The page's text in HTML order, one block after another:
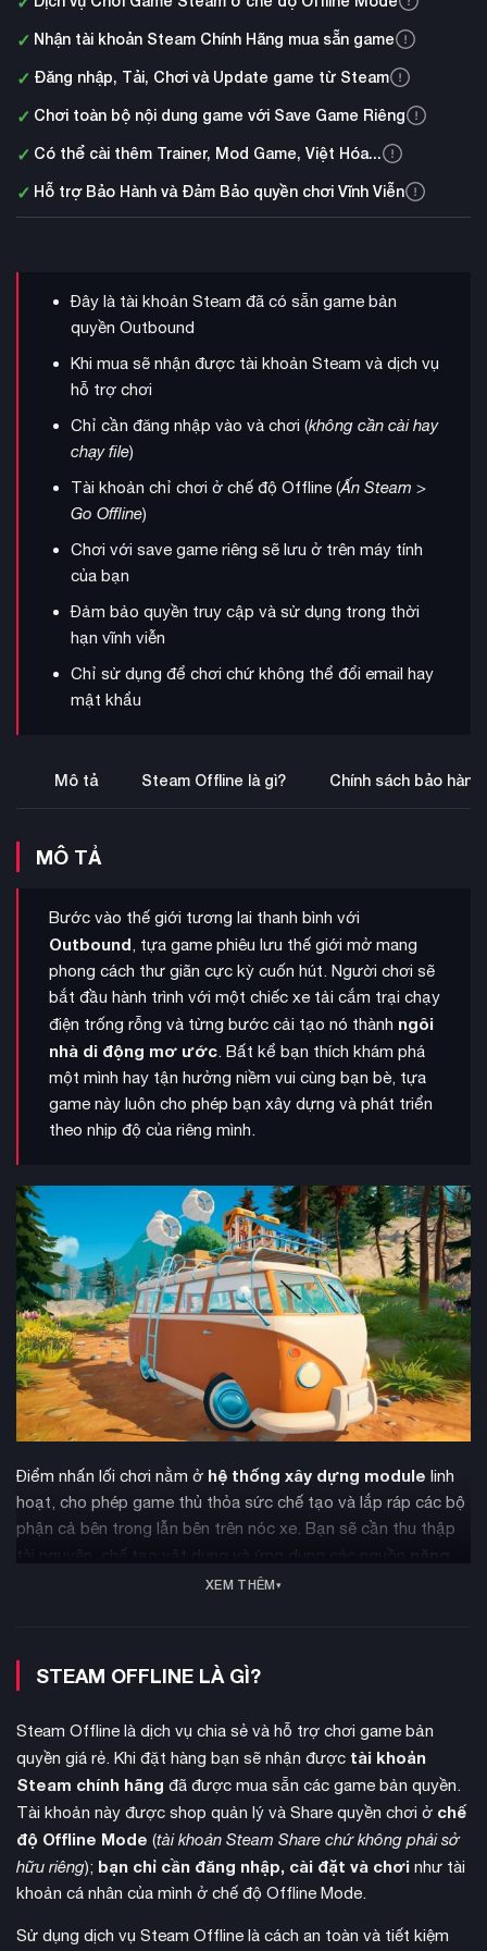
✓ Nhận tài khoản Steam Chính Hãng mua sẵn game
✓ Đăng nhập, Tải, Chơi và Update game từ Steam
✓ Chơi toàn bộ nội dung game với Save Game Riêng
✓ Có thể cài thêm Trainer, Mod Game, Việt Hóa...
✓ Hỗ trợ Bảo Hành và Đảm Bảo quyền chơi Vĩnh Viễn
Đây là tài khoản Steam đã có sẵn game bản
quyền Outbound
Khi mua sẽ nhận được tài khoản Steam và dịch vụ
hỗ trợ chơi
Chỉ cần đăng nhập vào và chơi (không cần cài hay
chạy file)
Tài khoản chỉ chơi ở chế độ Offline (Ấn Steam >
Go Offline)
Chơi với save game riêng sẽ lưu ở trên máy tính
của bạn
Đảm bảo quyền truy cập và sử dụng trong thời
hạn vĩnh viễn
Chỉ sử dụng để chơi chứ không thể đổi email hay
mật khẩu
Mô tả Steam Offline là gì? Chính sách bảo hành
MÔ TẢ
Bước vào thế giới tương lai thanh bình với
Outbound, tựa game phiêu lưu thế giới mở mang
phong cách thư giãn cực kỳ cuốn hút. Người chơi sẽ
bắt đầu hành trình với một chiếc xe tải cắm trại chạy
điện trống rỗng và từng bước cải tạo nó thành ngôi
nhà di động mơ ước. Bất kể bạn thích khám phá
một mình hay tận hưởng niềm vui cùng bạn bè, tựa
game này luôn cho phép bạn xây dựng và phát triển
theo nhịp độ của riêng mình.
Điểm nhấn lối chơi nằm ở hệ thống xây dựng module linh
hoạt, cho phép game thủ thỏa sức chế tạo và lắp ráp các bộ
phận cả bên trong lẫn bên trên nóc xe. Bạn sẽ cần thu thập
tài nguyên, chế tạo vật dụng và ứng dụng các nguồn
năng
như điện mặt trời, sức gió hay năng lượng nước
đậm chất cá nhân.
XEM THÊM
STEAM OFFLINE LÀ GÌ?
Steam Offline là dịch vụ chia sẻ và hỗ trợ chơi game bản
quyền giá rẻ. Khi đặt hàng bạn sẽ nhận được tài khoản
Steam chính hãng đã được mua sẵn các game bản quyền.
Tài khoản này được shop quản lý và Share quyền chơi ở chế
độ Offline Mode (tài khoản Steam Share chứ không phải sở
hữu riêng); bạn chỉ cần đăng nhập, cài đặt và chơi như tài
khoản cá nhân của mình ở chế độ Offline Mode.
Sử dụng dịch vụ Steam Offline là cách an toàn và tiết kiệm